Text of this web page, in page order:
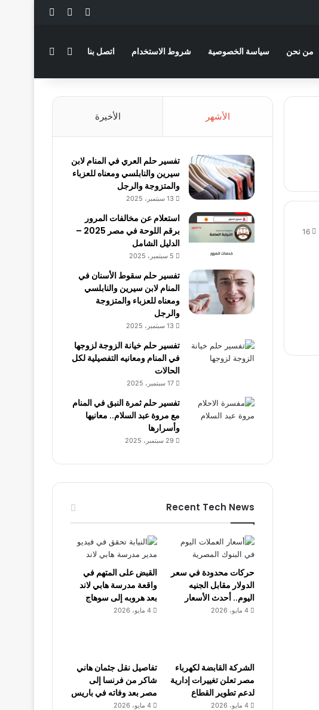
فيسبوك
من نحن سياسة الخصوصية شروط الاستخدام اتصل بنا الوضع المظلم
16
الأشهر الأخيرة
تفسير حلم العري في المنام لابن
سيرين والنابلسي ومعناه للعزباء
والمتزوجة والرجل
13 سبتمبر، 2025
استعلام عن مخالفات المرور
برقم اللوحة في مصر 2025 –
الدليل الشامل
5 سبتمبر، 2025
تفسير حلم سقوط الأسنان في
المنام لابن سيرين والنابلسي
ومعناه للعزباء والمتزوجة
والرجل
13 سبتمبر، 2025
تفسير حلم خيانة الزوجة لزوجها
في المنام ومعانيه التفصيلية لكل
الحالات
17 سبتمبر، 2025
تفسير حلم ثمرة النبق في المنام
مع مروة عبد السلام.. معانيها
وأسرارها
29 سبتمبر، 2025
Recent Tech News
حركات محدودة في سعر
الدولار مقابل الجنيه
اليوم.. أحدث الأسعار
4 مايو، 2026
القبض على المتهم في
واقعة مدرسة هابي لاند
بعد هروبه إلى سوهاج
4 مايو، 2026
الشركة القابضة لكهرباء
مصر تعلن تغييرات إدارية
لدعم تطوير القطاع
4 مايو، 2026
تفاصيل نقل جثمان هاني
شاكر من فرنسا إلى
مصر بعد وفاته في باريس
4 مايو، 2026